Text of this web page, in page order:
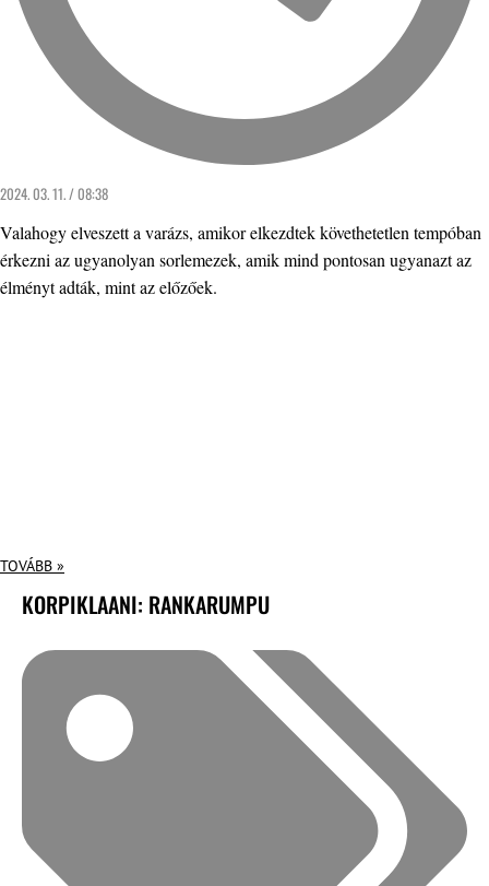
2024. 03. 11. / 08:38
Valahogy elveszett a varázs, amikor elkezdtek követhetetlen tempóban
érkezni az ugyanolyan sorlemezek, amik mind pontosan ugyanazt az
élményt adták, mint az előzőek.
TOVÁBB »
KORPIKLAANI: RANKARUMPU